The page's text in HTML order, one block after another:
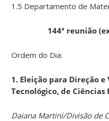
1.5 Departamento de
144ª reunião
Ordem do Dia:
1. Eleição para Direção
Tecnológico, de Ciências
Daiana Martini/Divisão de